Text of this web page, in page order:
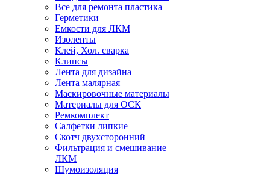
Все для ремонта пластика
Герметики
Емкости для ЛКМ
Изоленты
Клей, Хол. сварка
Клипсы
Лента для дизайна
Лента малярная
Маскировочные материалы
Материалы для ОСК
Ремкомплект
Салфетки липкие
Скотч двухсторонний
Фильтрация и смешивание
ЛКМ
Шумоизоляция